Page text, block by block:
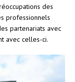
des
professionnels
partenariats avec
avec celles-ci.